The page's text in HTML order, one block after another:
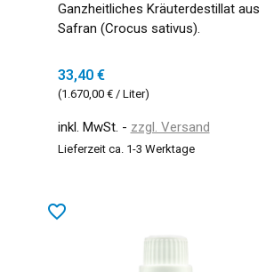
Ganzheitliches Kräuterdestillat aus
Safran (Crocus sativus).
33,40 €
(1.670,00 € / Liter)
inkl. MwSt. zzgl. Versand
Lieferzeit ca. 1-3 Werktage
favorite_border